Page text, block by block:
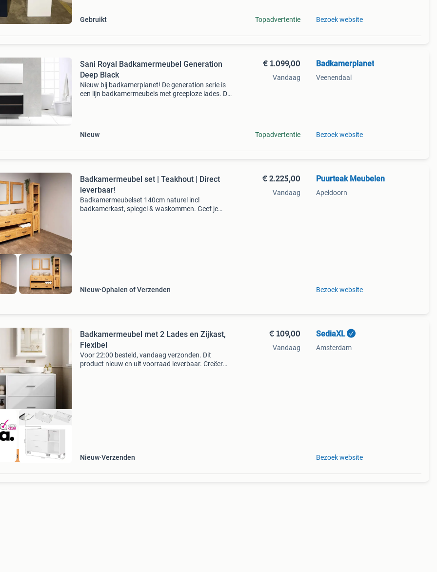
Gebruikt Topadvertentie Bezoek website
Sani Royal Badkamermeubel Generation
Deep Black
Nieuw bij badkamerplanet! De generation serie is
een lijn badkamermeubels met greeploze lades. De
Nieuw
€ 1.099,00
Vandaag
Topadvertentie
Badkamerplanet
Veenendaal
Bezoek website
Badkamermeubel set | Teakhout | Direct
leverbaar!
Badkamermeubelset 140cm naturel incl
badkamerkast, spiegel & waskommen. Geef je
Nieuw Ophalen of Verzenden
€ 2.225,00
Vandaag
Puurteak Meubelen
Apeldoorn
Bezoek website
met 9+
Badkamermeubel met 2 Lades en Zijkast,
Flexibel
Voor 22:00 besteld, vandaag verzonden. Dit
product nieuw en uit voorraad leverbaar. Creëer
Nieuw Verzenden
€ 109,00
Vandaag
SediaXL
Amsterdam
Bezoek website